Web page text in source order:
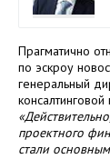
Прагматично
по эскроу
генеральный
проектного
стали